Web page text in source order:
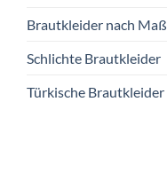
Brautkleider nach Maß
Schlichte Brautkleider
Türkische Brautkleider